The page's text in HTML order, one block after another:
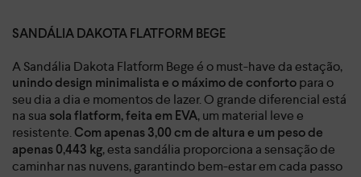
SANDÁLIA DAKOTA FLATFORM BEGE
A Sandália Dakota Flatform Bege é o must-have da estação,
unindo design minimalista e o máximo de conforto para o
seu dia a dia e momentos de lazer. O grande diferencial está
na sua sola flatform, feita em EVA, um material leve e
resistente. Com apenas 3,00 cm de altura e um peso de
apenas 0,443 kg, esta sandália proporciona a sensação de
caminhar nas nuvens, garantindo bem-estar em cada passo